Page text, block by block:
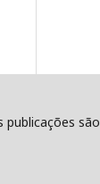
são